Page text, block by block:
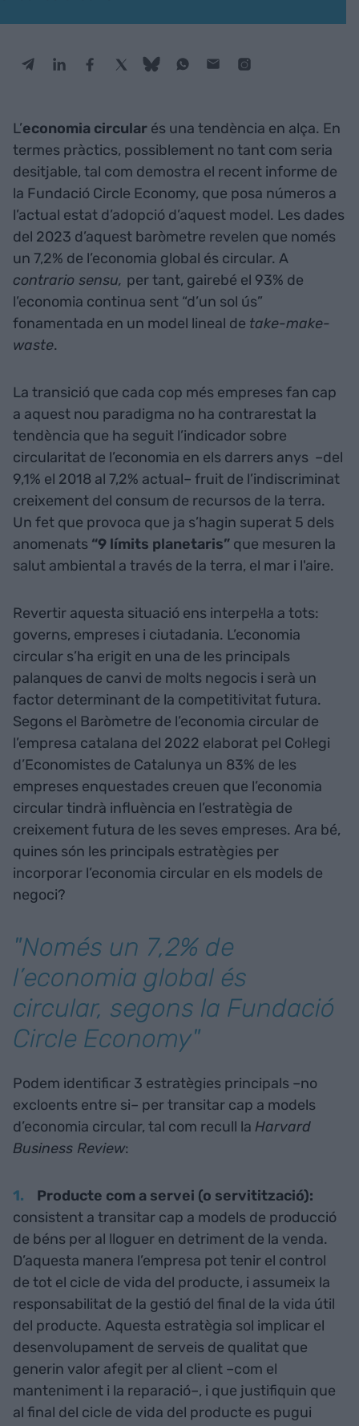
L’economia circular és una tendència en alça. En
termes pràctics, possiblement no tant com seria
desitjable, tal com demostra el recent informe de
la Fundació Circle Economy, que posa números a
l’actual estat d’adopció d’aquest model. Les dades
del 2023 d’aquest baròmetre revelen que només
un 7,2% de l’economia global és circular. A
contrario sensu, per tant, gairebé el 93% de
l’economia continua sent “d’un sol ús”
fonamentada en un model lineal de take-make-
waste.
La transició que cada cop més empreses fan cap
a aquest nou paradigma no ha contrarestat la
tendència que ha seguit l’indicador sobre
circularitat de l’economia en els darrers anys –del
9,1% el 2018 al 7,2% actual– fruit de l’indiscriminat
creixement del consum de recursos de la terra.
Un fet que provoca que ja s’hagin superat 5 dels
anomenats “9 límits planetaris” que mesuren la
salut ambiental a través de la terra, el mar i l'aire.­
Revertir aquesta situació ens interpel·la a tots:
governs, empreses i ciutadania. L’economia
circular s’ha erigit en una de les principals
palanques de canvi de molts negocis i serà un
factor determinant de la competitivitat futura.
Segons el Baròmetre de l’economia circular de
l’empresa catalana del 2022 elaborat pel Col·legi
d’Economistes de Catalunya un 83% de les
empreses enquestades creuen que l’economia
circular tindrà influència en l’estratègia de
creixement futura de les seves empreses. Ara bé,
quines són les principals estratègies per
incorporar l’economia circular en els models de
negoci?
"Només un 7,2% de
l’economia global és
circular, segons la Fundació
Circle Economy"
Podem identificar 3 estratègies principals –no
excloents entre si– per transitar cap a models
d’economia circular, tal com recull la Harvard
Business Review:
Producte com a servei (o servitització):
consistent a transitar cap a models de producció
de béns per al lloguer en detriment de la venda.
D’aquesta manera l’empresa pot tenir el control
de tot el cicle de vida del producte, i assumeix la
responsabilitat de la gestió del final de la vida útil
del producte. Aquesta estratègia sol implicar el
desenvolupament de serveis de qualitat que
generin valor afegit per al client –com el
manteniment i la reparació–, i que justifiquin que
al final del cicle de vida del producte es pugui